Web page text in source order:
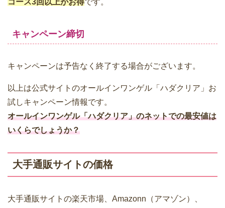
キャンペーン締切
キャンペーンは予告なく終了する場合がございます。
以上は公式サイトのオールインワンゲル「ハダクリア」お
試しキャンペーン情報です。
オールインワンゲル「ハダクリア」のネットでの最安値は
いくらでしょうか？
大手通販サイトの価格
大手通販サイトの楽天市場、Amazonn（アマゾン）、